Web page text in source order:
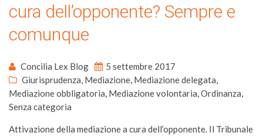
cura dell’opponente? Sempre e
comunque
Concilia Lex Blog
5 settembre 2017
Giurisprudenza Mediazione Mediazione delegata
Mediazione obbligatoria Mediazione volontaria Ordinanza
Senza categoria
Attivazione della mediazione a cura dell’opponente. Il Tribunale